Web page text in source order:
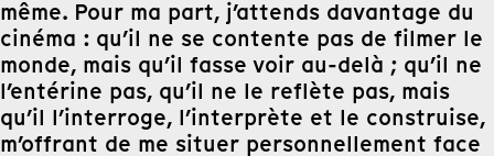
même. Pour ma part, j’attends davantage du
cinéma : qu’il ne se contente pas de filmer le
monde, mais qu’il fasse voir au-delà ; qu’il ne
l’entérine pas, qu’il ne le reflète pas, mais
qu’il l’interroge, l’interprète et le construise,
m’offrant de me situer personnellement face